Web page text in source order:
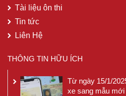
Tài liệu ôn thi
Tin tức
Liên Hệ
THÔNG TIN HỮU ÍCH
Từ ngày 15/1/
xe sang mẫu mới